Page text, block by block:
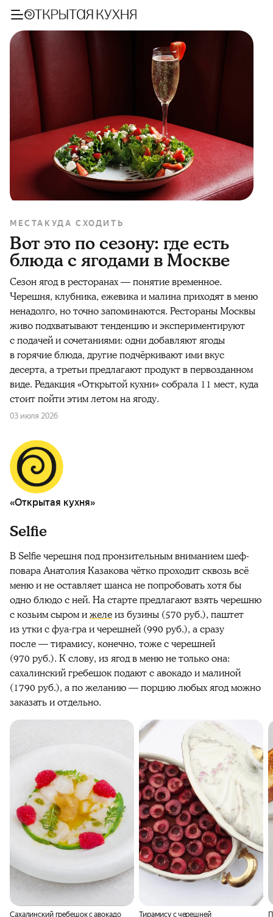
МЕСТА КУДА СХОДИТЬ
Вот это по сезону: где есть
блюда с ягодами в Москве
Сезон ягод в ресторанах — понятие временное.
Черешня, клубника, ежевика и малина приходят в меню
ненадолго, но точно запоминаются. Рестораны Москвы
живо подхватывают тенденцию и экспериментируют
с подачей и сочетаниями: одни добавляют ягоды
в горячие блюда, другие подчёркивают ими вкус
десерта, а третьи предлагают продукт в первозданном
виде. Редакция «Открытой кухни» собрала 11 мест, куда
стоит пойти этим летом на ягоду.
03 июля 2026
«Открытая кухня»
Selfie
В Selfie черешня под пронзительным вниманием шеф-
повара Анатолия Казакова чётко проходит сквозь всё
меню и не оставляет шанса не попробовать хотя бы
одно блюдо с ней. На старте предлагают взять черешню
с козьим сыром ижелеиз бузины (570 руб.), паштет
из утки с фуа-гра и черешней (990 руб.), а сразу
после — тирамису, конечно, тоже с черешней
(970 руб.). К слову, из ягод в меню не только она:
сахалинский гребешок подают с авокадо и малиной
(1790 руб.), а по желанию — порцию любых ягод можно
заказать и отдельно.
Сахалинский гребешок с авокадо
Тирамису с черешней